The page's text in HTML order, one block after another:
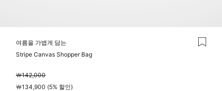
여름을 가볍게 담는
Stripe Canvas Shopper Bag
￦142,000
￦134,900 (5% 할인)